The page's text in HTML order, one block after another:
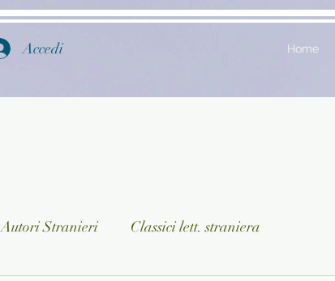
Accedi Home
Autori Stranieri Classici lett. straniera